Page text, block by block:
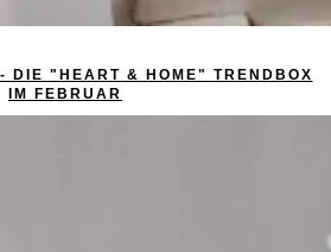
DIE "HEART & HOME" TRENDBOX
IM FEBRUAR